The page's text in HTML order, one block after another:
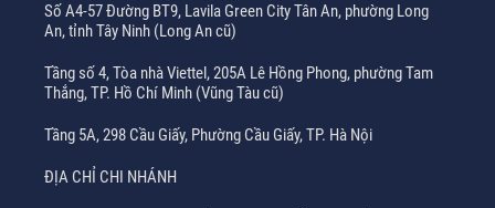
Số A4-57 Đường BT9, Lavila Green City Tân An, phường Long
An, tỉnh Tây Ninh (Long An cũ)
Tầng số 4, Tòa nhà Viettel, 205A Lê Hồng Phong, phường Tam
Thắng, TP. Hồ Chí Minh (Vũng Tàu cũ)
Tầng 5A, 298 Cầu Giấy, Phường Cầu Giấy, TP. Hà Nội
ĐỊA CHỈ CHI NHÁNH